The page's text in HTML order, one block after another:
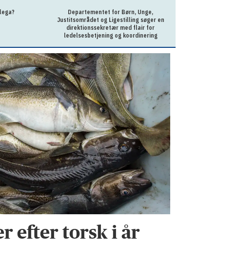
Departementet for Børn, Unge,
Justitsområdet og Ligestilling søger en
direktionssekretær med flair for
ledelsesbetjening og koordinering
efter torsk i år